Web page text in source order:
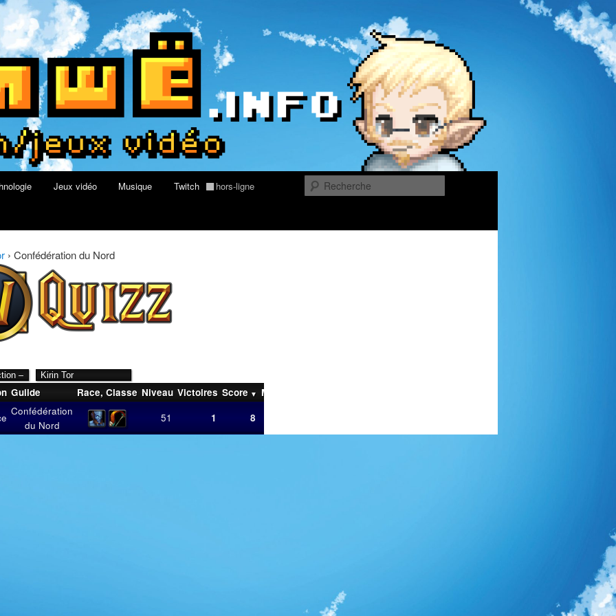
geek, tech et jeux vidéo
au Quizz World of Warcraft
Jeux vidéo Musique Twitch hors-ligne
› Confédération du Nord
Guilde Race, Classe Niveau Victoires Score Moyenne
Confédération
du Nord
51 1 8